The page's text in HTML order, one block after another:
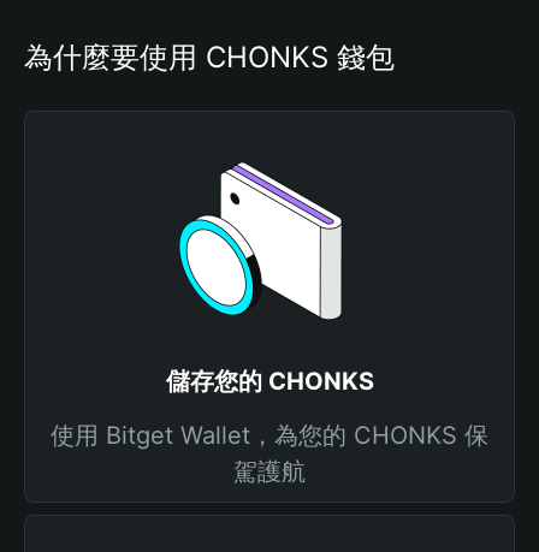
為什麼要使用 CHONKS 錢包
儲存您的 CHONKS
使用 Bitget Wallet，為您的 CHONKS 保
駕護航